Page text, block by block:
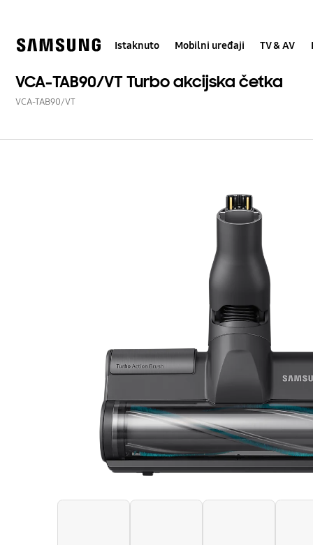
help
Istaknuto Mobilni uređaji TV & AV
VCA-TAB90/VT Turbo akcijska četka
VCA-TAB90/VT